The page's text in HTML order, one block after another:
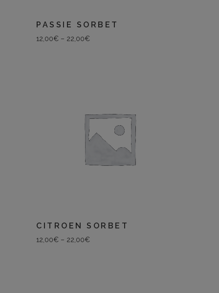
PASSIE SORBET
12,00€ – 22,00€
CITROEN SORBET
12,00€ – 22,00€